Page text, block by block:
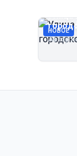
НОВОЕ
Улица
Автор